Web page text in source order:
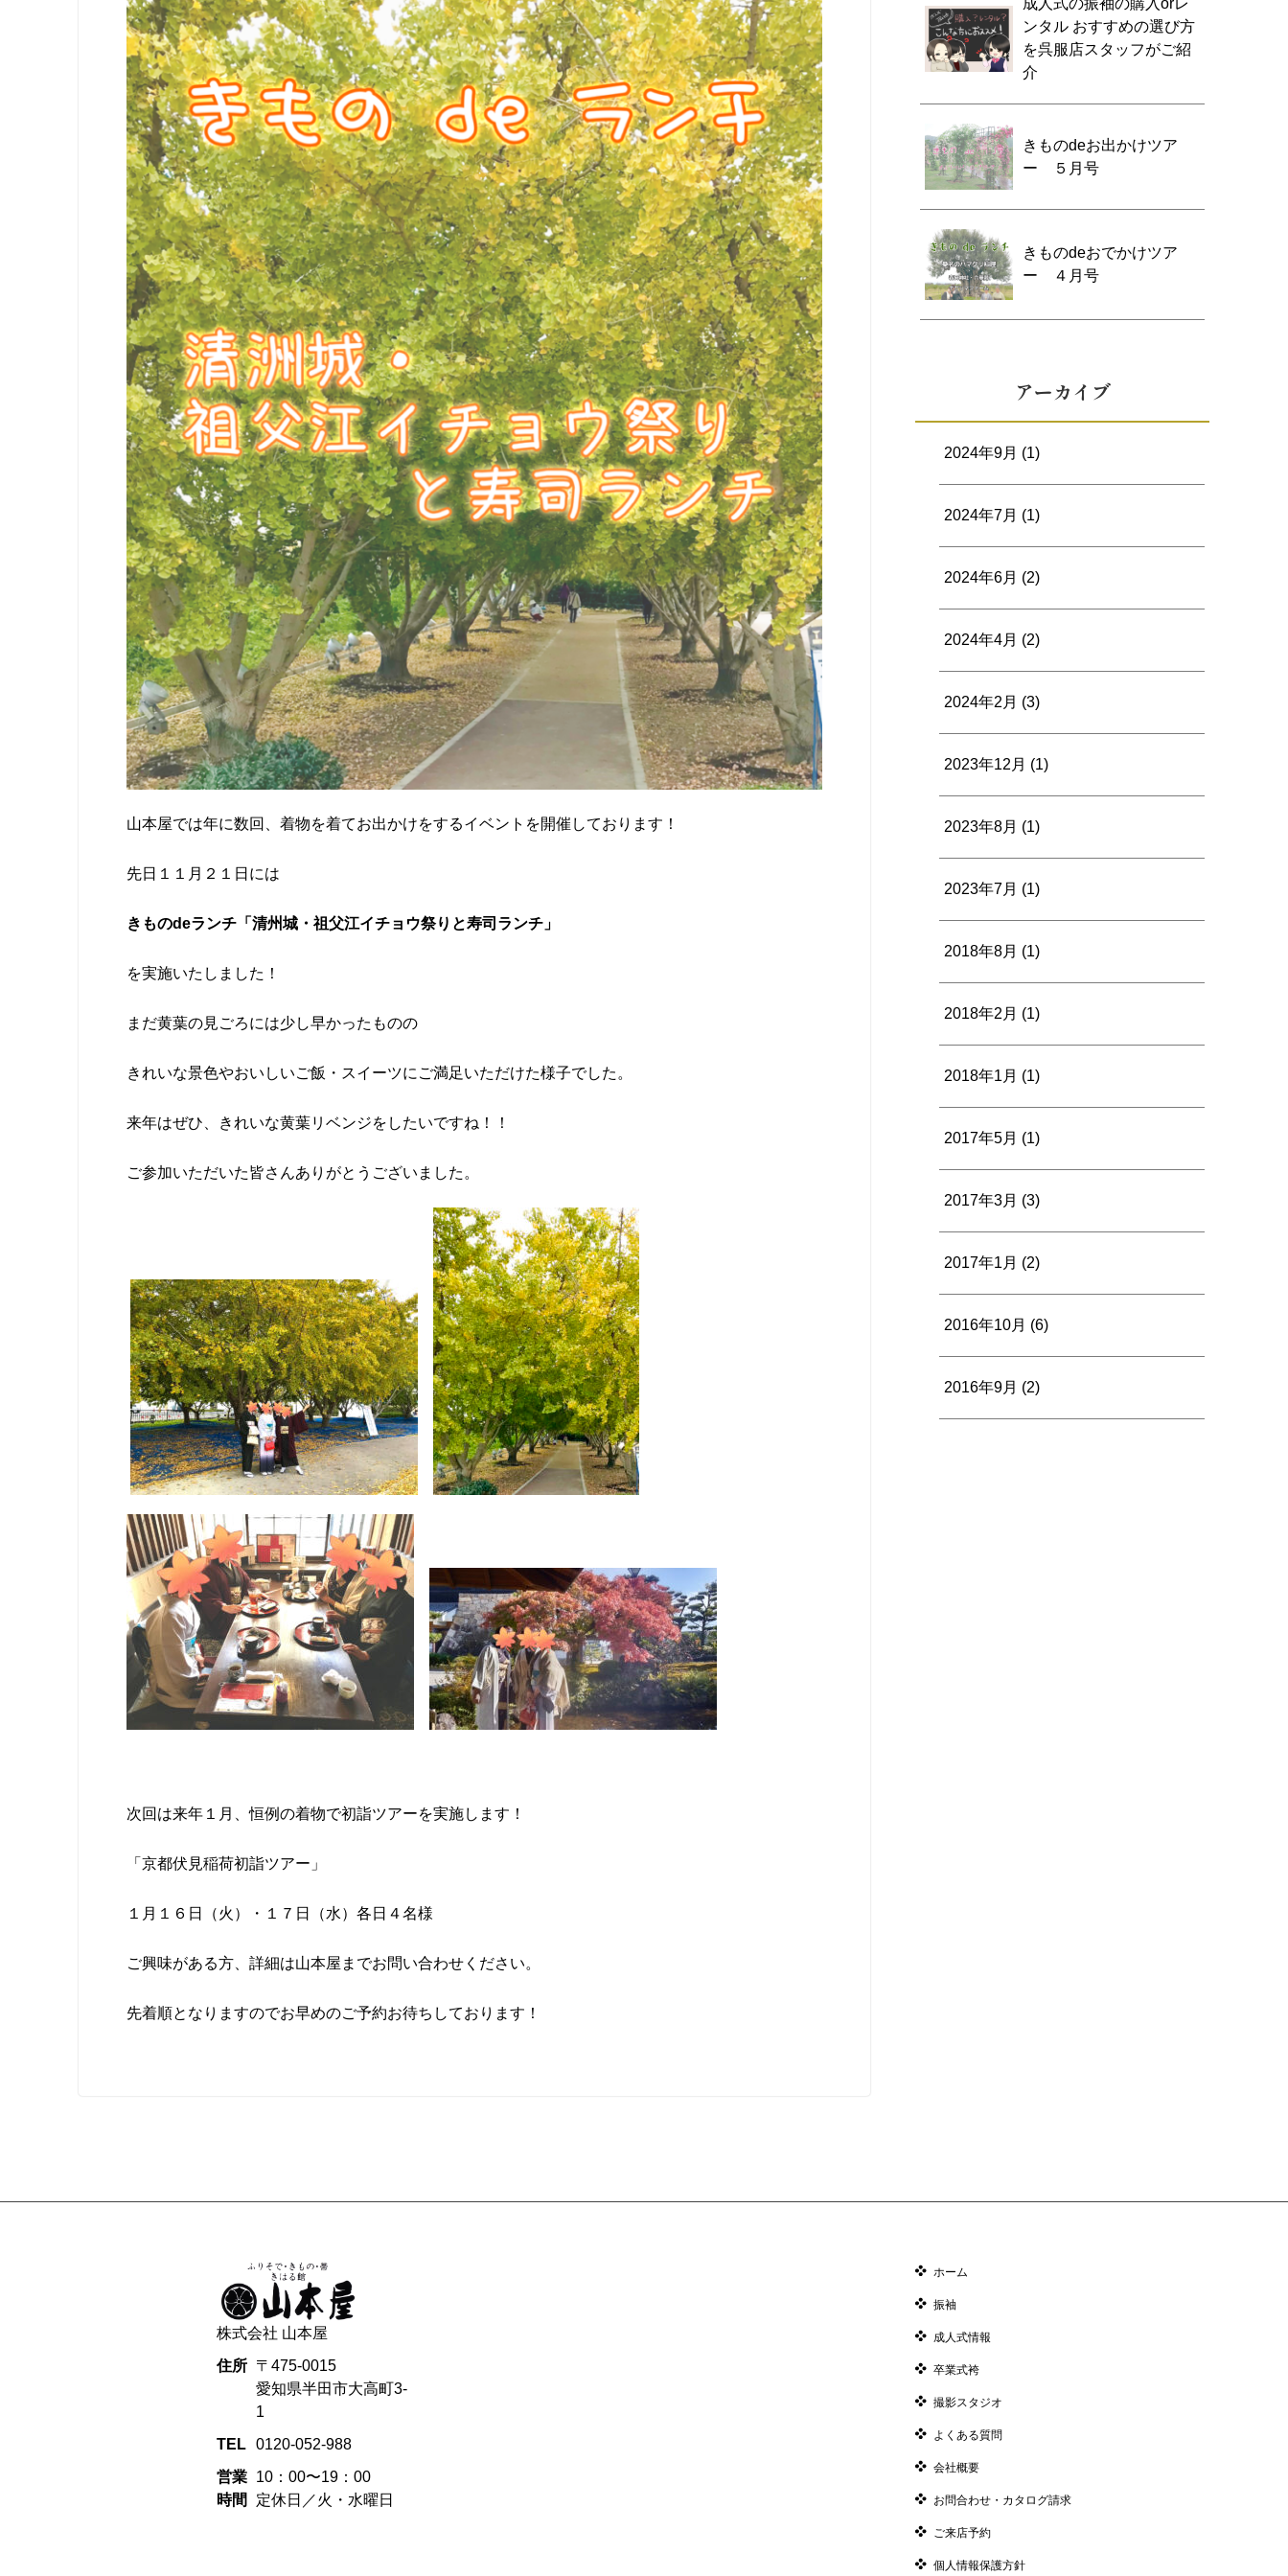
山本屋では年に数回、着物を着てお出かけをするイベントを開催しております！
先日１１月２１日には
きものdeランチ「清州城・祖父江イチョウ祭りと寿司ランチ」
を実施いたしました！
まだ黄葉の見ごろには少し早かったものの
きれいな景色やおいしいご飯・スイーツにご満足いただけた様子でした。
来年はぜひ、きれいな黄葉リベンジをしたいですね！！
ご参加いただいた皆さんありがとうございました。
次回は来年１月、恒例の着物で初詣ツアーを実施します！
「京都伏見稲荷初詣ツアー」
１月１６日（火）・１７日（水）各日４名様
ご興味がある方、詳細は山本屋までお問い合わせください。
先着順となりますのでお早めのご予約お待ちしております！
成人式の振袖の購入orレ
ンタル おすすめの選び方
を呉服店スタッフがご紹
介
きものdeお出かけツア
ー ５月号
きものdeおでかけツア
ー ４月号
アーカイブ
2024年9月 (1)
2024年7月 (1)
2024年6月 (2)
2024年4月 (2)
2024年2月 (3)
2023年12月 (1)
2023年8月 (1)
2023年7月 (1)
2018年8月 (1)
2018年2月 (1)
2018年1月 (1)
2017年5月 (1)
2017年3月 (3)
2017年1月 (2)
2016年10月 (6)
2016年9月 (2)
株式会社 山本屋
住所
〒475-0015
愛知県半田市大高町3-
1
TEL
0120-052-988
営業
時間
10：00〜19：00
定休日／火・水曜日
ホーム
振袖
成人式情報
卒業式袴
撮影スタジオ
よくある質問
会社概要
お問合わせ・カタログ請求
ご来店予約
個人情報保護方針